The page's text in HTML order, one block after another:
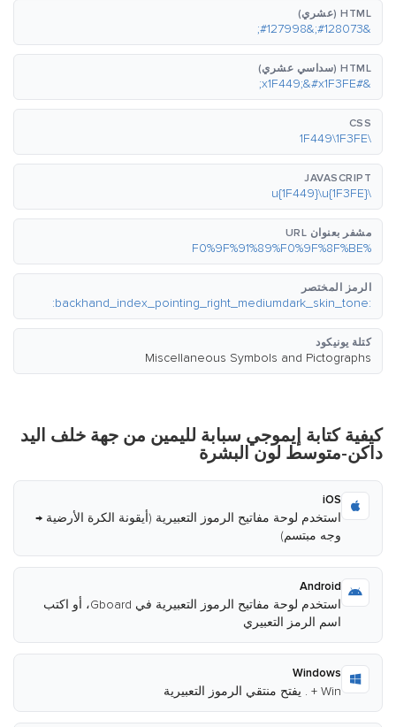
HTML (عشري)
&#128073;&#127998;
HTML (سداسي عشري)
&#x1F449;&#x1F3FE;
CSS
\1F449\1F3FE
JAVASCRIPT
\u{1F449}\u{1F3FE}
مشفر بعنوان URL
%F0%9F%91%89%F0%9F%8F%BE
الرمز المختصر
:backhand_index_pointing_right_mediumdark_skin_tone:
كتلة يونيكود
Miscellaneous Symbols and Pictographs
كيفية كتابة إيموجي سبابة لليمين من جهة خلف اليد
داكن-متوسط لون البشرة
iOS
استخدم لوحة مفاتيح الرموز التعبيرية (أيقونة الكرة الأرضية →
وجه مبتسم)
Android
استخدم لوحة مفاتيح الرموز التعبيرية في Gboard، أو اكتب
اسم الرمز التعبيري
Windows
Win + . يفتح منتقي الرموز التعبيرية